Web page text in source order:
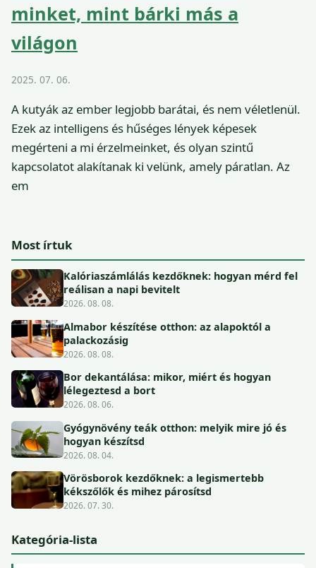
minket, mint bárki más a
világon
2025. 07. 06.
A kutyák az ember legjobb barátai, és nem véletlenül.
Ezek az intelligens és hűséges lények képesek
megérteni a mi érzelmeinket, és olyan szintű
kapcsolatot alakítanak ki velünk, amely páratlan. Az
em
Most írtuk
Kalóriaszámlálás kezdőknek: hogyan mérd fel
reálisan a napi bevitelt
2026. 08. 08.
Almabor készítése otthon: az alapoktól a
palackozásig
2026. 08. 08.
Bor dekantálása: mikor, miért és hogyan
lélegeztesd a bort
2026. 08. 06.
Gyógynövény teák otthon: melyik mire jó és
hogyan készítsd
2026. 08. 04.
Vörösborok kezdőknek: a legismertebb
kékszőlők és mihez párosítsd
2026. 07. 30.
Kategória-lista